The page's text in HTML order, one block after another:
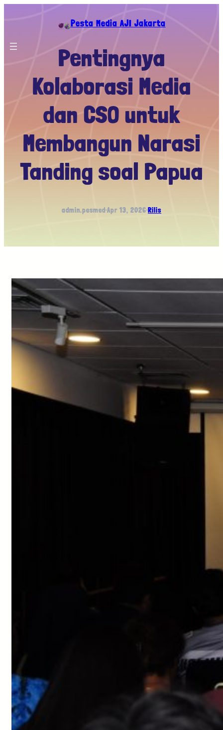
Pesta Media AJI Jakarta
Pentingnya
Kolaborasi Media
dan CSO untuk
Membangun Narasi
Tanding soal Papua
admin.pesmed·Apr 13, 2026·Rilis